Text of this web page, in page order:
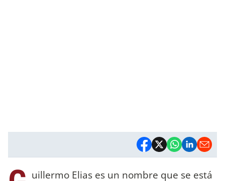
uillermo Elias es un nombre que se está